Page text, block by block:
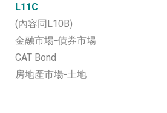
L11C
(內容同L10B)
金融市場-債券市場
CAT Bond
房地產市場-土地